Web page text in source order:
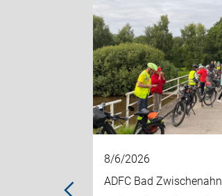
8/6/2026
ADFC Bad Zwischenahn